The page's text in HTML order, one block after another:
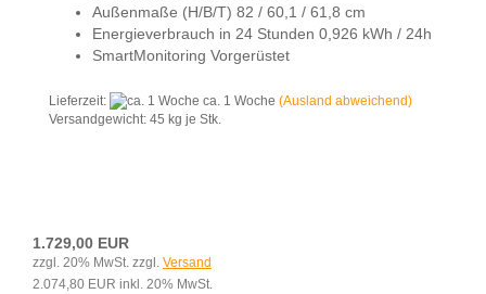
Außenmaße (H/B/T) 82 / 60,1 / 61,8 cm
Energieverbrauch in 24 Stunden 0,926 kWh / 24h
SmartMonitoring Vorgerüstet
Lieferzeit: ca. 1 Woche (Ausland abweichend)
Versandgewicht: 45 kg je Stk.
1.729,00 EUR
zzgl. 20% MwSt. zzgl. Versand
2.074,80 EUR inkl. 20% MwSt.